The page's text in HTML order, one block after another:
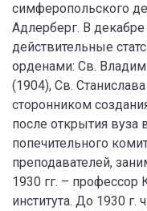
симферопольского
Адлерберг. В
действительные
орденами: Св.
(1904), Св.
сторонником
после открытия вуза
попечительного
преподавателей,
1930 гг. – профессор
института. До 1930 г.